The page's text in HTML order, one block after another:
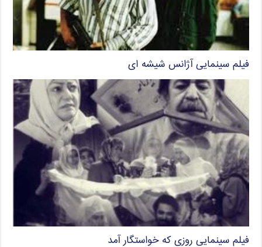
فیلم سینمایی آژانس شیشه ای
فیلم سینمایی روزی که خواستگار آمد